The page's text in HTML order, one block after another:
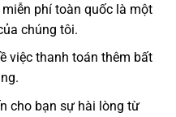
phí toàn quốc là một
chúng tôi.
việc thanh toán thêm bất
cho bạn sự hài lòng từ